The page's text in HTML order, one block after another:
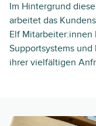
Im Hintergrund
arbeitet das
Elf
Supportsystems
ihrer vielfältigen